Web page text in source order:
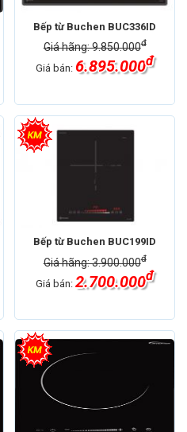
Bếp từ Buchen BUC336ID
Giá hãng: 9.850.000đ
Giá bán:6.895.000đ
Bếp từ Buchen BUC199ID
Giá hãng: 3.900.000đ
Giá bán:2.700.000đ